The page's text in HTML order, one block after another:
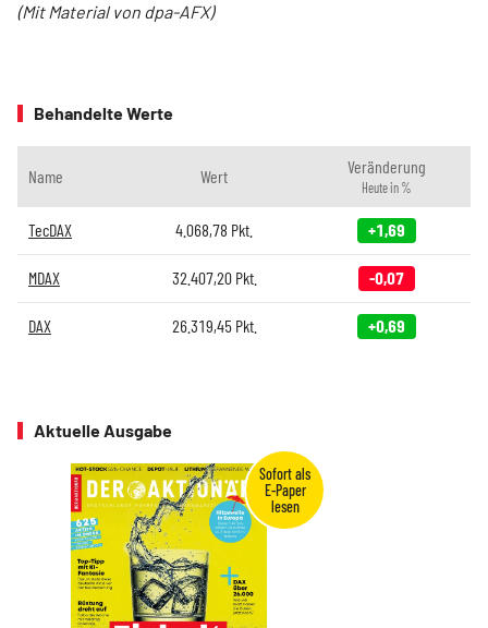
(Mit Material von dpa-AFX)
Behandelte Werte
Name Wert Veränderung
Heute in %
TecDAX 4.068,78 Pkt. +1,69
MDAX 32.407,20Pkt. -0,07
DAX 26.319,45Pkt. +0,69
Aktuelle Ausgabe